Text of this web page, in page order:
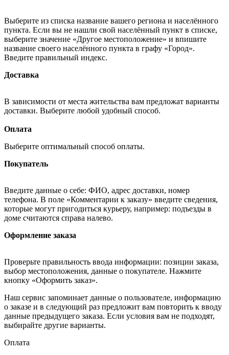
Выберите из списка название вашего региона и населённого
пункта. Если вы не нашли свой населённый пункт в списке,
выберите значение «Другое местоположение» и впишите
название своего населённого пункта в графу «Город».
Введите правильный индекс.
Доставка
В зависимости от места жительства вам предложат варианты
доставки. Выберите любой удобный способ.
Оплата
Выберите оптимальный способ оплаты.
Покупатель
Введите данные о себе: ФИО, адрес доставки, номер
телефона. В поле «Комментарии к заказу» введите сведения,
которые могут пригодиться курьеру, например: подъезды в
доме считаются справа налево.
Оформление заказа
Проверьте правильность ввода информации: позиции заказа,
выбор местоположения, данные о покупателе. Нажмите
кнопку «Оформить заказ».
Наш сервис запоминает данные о пользователе, информацию
о заказе и в следующий раз предложит вам повторить к вводу
данные предыдущего заказа. Если условия вам не подходят,
выбирайте другие варианты.
Оплата